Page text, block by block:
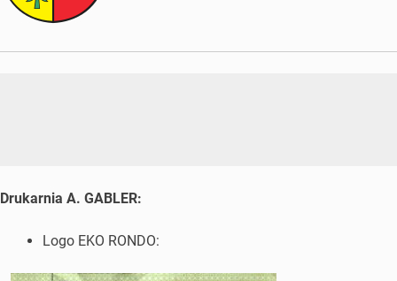
Drukarnia A. GABLER:
Logo EKO RONDO: